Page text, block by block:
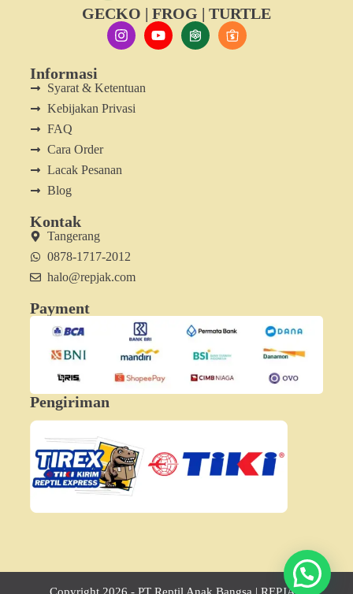
GECKO | FROG | TURTLE
Informasi
Syarat & Ketentuan
Kebijakan Privasi
FAQ
Cara Order
Lacak Pesanan
Blog
Kontak
Tangerang
0878-1717-2012
halo@repjak.com
Payment
Pengiriman
Hubungi Minjak